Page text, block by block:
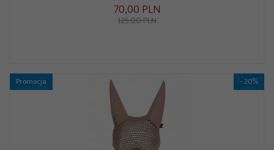
70,00 PLN
125,00 PLN
Promocja - 20%